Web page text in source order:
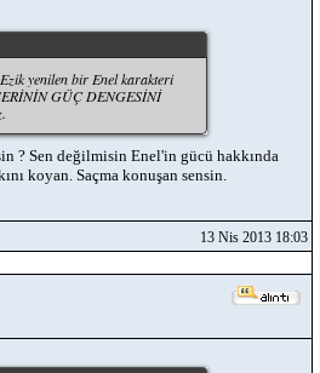
yenilen bir Enel karakteri
GÜÇ DENGESİNİ
? Sen değilmisin Enel'in gücü hakkında
koyan. Saçma konuşan sensin.
13 Nis 2013 18:03